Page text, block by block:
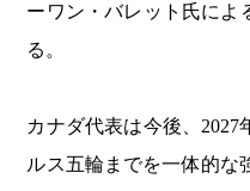
ーワン・バレット氏によ
る。
カナダ代表は今後、2027
ルス五輪までを一体的な